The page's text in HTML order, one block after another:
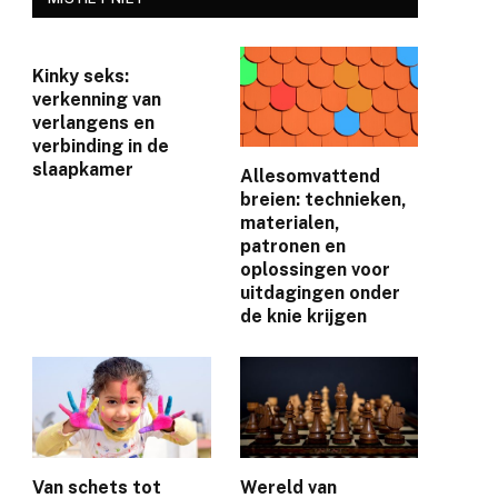
Kinky seks:
verkenning van
verlangens en
verbinding in de
slaapkamer
Allesomvattend
breien: technieken,
materialen,
patronen en
oplossingen voor
uitdagingen onder
de knie krijgen
Van schets tot
Wereld van